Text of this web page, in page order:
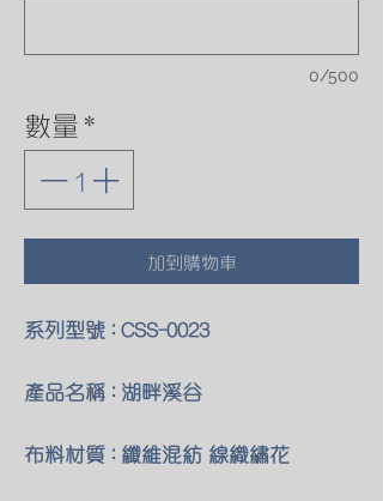
0/500
數量 *
加到購物車
系列型號 : CSS-0023
產品名稱 : 湖畔溪谷
布料材質 : 纖維混紡 線織繡花